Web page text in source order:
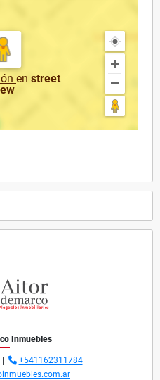
en street
Inmuebles
+541162311784